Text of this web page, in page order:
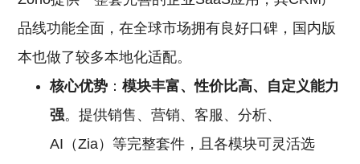
品线功能全面，在全球市场拥有良好口碑，国内版
本也做了较多本地化适配。
核心优势 ：模块丰富、性价比高、自定义能力
强。提供销售、营销、客服、分析、
AI（Zia）等完整套件，且各模块可灵活选